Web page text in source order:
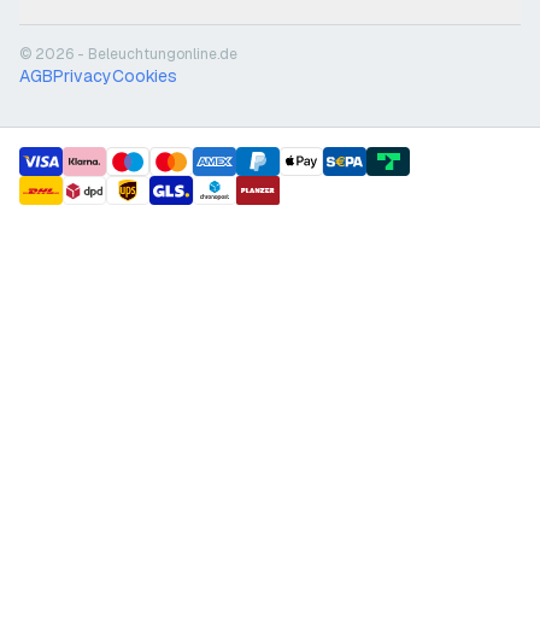
© 2026 - Beleuchtungonline.de
AGBPrivacyCookies
payment methods
shipment methods